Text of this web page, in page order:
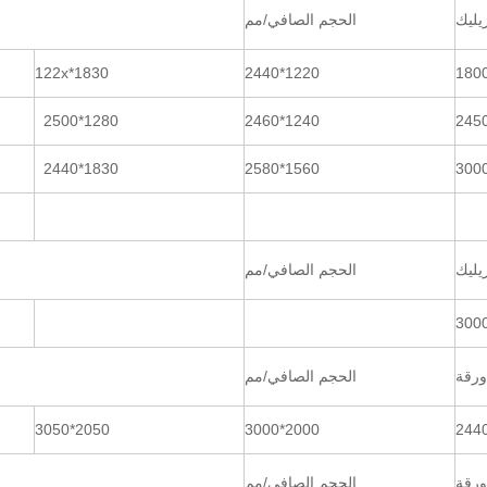
الحجم الصافي/مم
1220*2440
122x*1830
1240*2460
1280*2500
1560*2580
1830*2440
الحجم الصافي/مم
الحجم الصافي/مم
2000*3000
2050*3050
الحجم الصافي/مم